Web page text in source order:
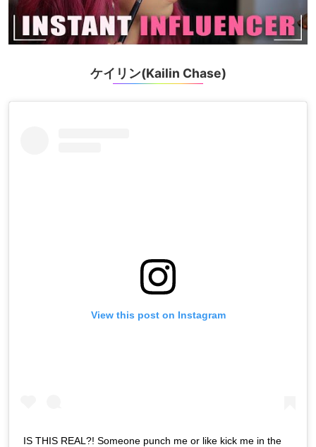
ケイリン(Kailin Chase)
View this post on Instagram
IS THIS REAL?! Someone punch me or like kick me in the